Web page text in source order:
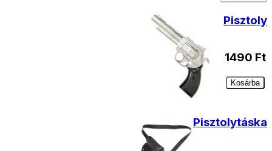
Pisztoly
1490 Ft
Kosárba
Pisztolytáska